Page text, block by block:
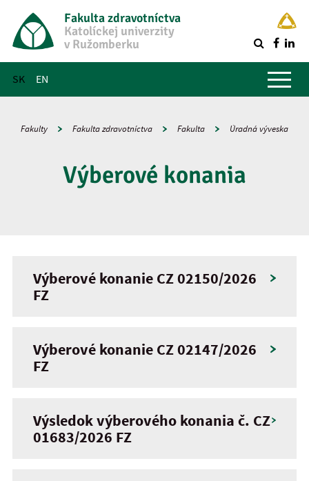
Fakulta zdravotníctva
Katolíckej univerzity
v Ružomberku
SK EN
Hlavné menu
Fakulty Fakulta zdravotníctva Fakulta Úradná výveska
Výberové konania
Výberové konanie CZ 02150/2026
FZ
Výberové konanie CZ 02147/2026
FZ
Výsledok výberového konania č. CZ
01683/2026 FZ